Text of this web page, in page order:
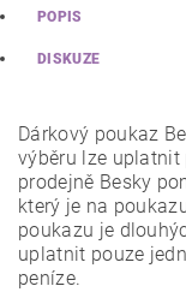
POPIS
DISKUZE
Dárkový poukaz
výběru lze uplatnit
prodejně Besky
který je na
poukazu je
uplatnit pouze
peníze.